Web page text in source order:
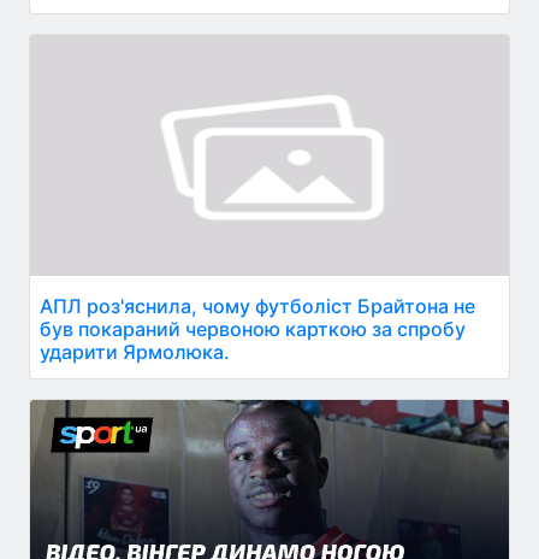
АПЛ роз'яснила, чому футболіст Брайтона не
був покараний червоною карткою за спробу
ударити Ярмолюка.